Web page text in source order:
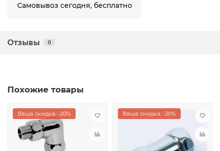
Самовывоз сегодня, бесплатно
Отзывы 0
Похожие товары
Ваша скидка: -20% Ваша скидка: -20%